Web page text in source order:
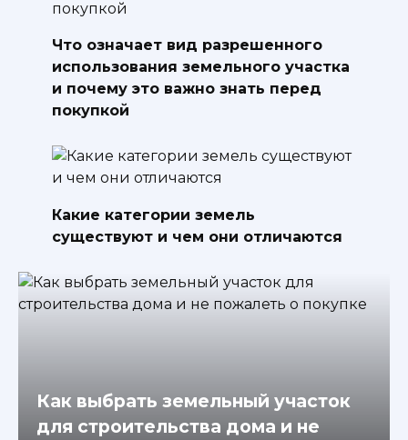
Что означает вид разрешенного
использования земельного участка
и почему это важно знать перед
покупкой
Какие категории земель
существуют и чем они отличаются
Как выбрать земельный участок
для строительства дома и не